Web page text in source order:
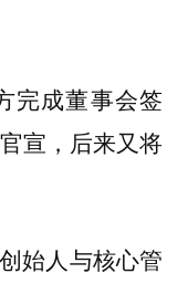
完成董事会签
宣，后来又将
始人与核心管